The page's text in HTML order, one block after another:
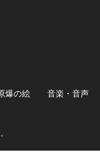
爆の絵 音楽・音声